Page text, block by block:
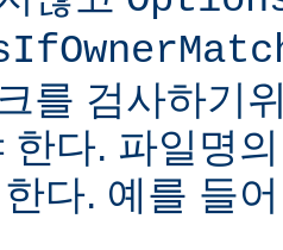
를 검사하기
한다. 파일명
다. 예를 들